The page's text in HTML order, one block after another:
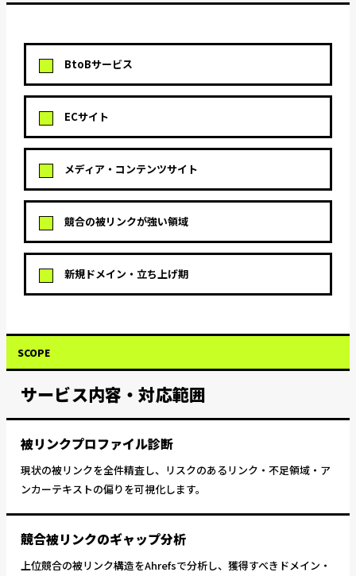
BtoBサービス
ECサイト
メディア・コンテンツサイト
競合の被リンクが強い領域
新規ドメイン・立ち上げ期
SCOPE
サービス内容・対応範囲
被リンクプロファイル診断
現状の被リンクを全件精査し、リスクのあるリンク・不足領域・ア
ンカーテキストの偏りを可視化します。
競合被リンクのギャップ分析
上位競合の被リンク構造をAhrefsで分析し、獲得すべきドメイン・